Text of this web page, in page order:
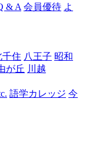
& A 会員優待 よ
千住 八王子 昭和
が丘 川越
語学カレッジ 今